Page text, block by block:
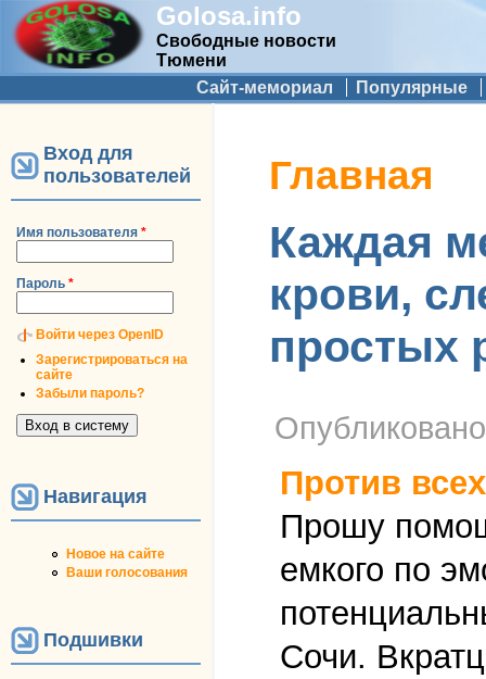
Golosa.info
Свободные новости
Тюмени
Дополнительное меню
Сайт-мемориал Популярные
Вход для
пользователей
Имя пользователя *
Пароль *
Войти через OpenID
Зарегистрироваться на
сайте
Забыли пароль?
Навигация
Новое на сайте
Ваши голосования
Подшивки
Вы здесь
Главная
Каждая
крови,
простых
Против всех
Прошу
емкого по
Сочи.